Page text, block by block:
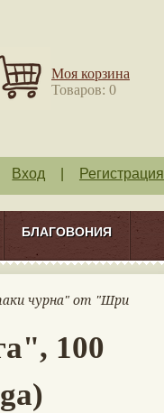
Моя корзина
Товаров: 0
Вход Регистрация
БЛАГОВОНИЯ
чурна" от "Шри
100